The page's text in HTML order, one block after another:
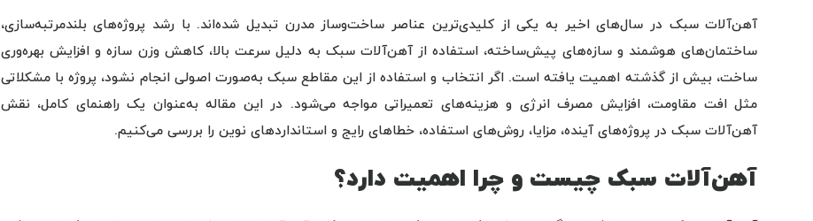
آهن‌آلات سبک در سال‌های اخیر به یکی از کلیدی‌ترین عناصر ساخت‌وساز مدرن تبدیل شده‌اند. با رشد پروژه‌های بلندمرتبه‌سازی،
ساختمان‌های هوشمند و سازه‌های پیش‌ساخته، استفاده از آهن‌آلات سبک به دلیل سرعت بالا، کاهش وزن سازه و افزایش بهره‌وری
ساخت، بیش از گذشته اهمیت یافته است. اگر انتخاب و استفاده از این مقاطع سبک به‌صورت اصولی انجام نشود، پروژه با مشکلاتی
مثل افت مقاومت، افزایش مصرف انرژی و هزینه‌های تعمیراتی مواجه می‌شود. در این مقاله به‌عنوان یک راهنمای کامل، نقش
آهن‌آلات سبک در پروژه‌های آینده، مزایا، روش‌های استفاده، خطاهای رایج و استانداردهای نوین را بررسی می‌کنیم.
آهن‌آلات سبک چیست و چرا اهمیت دارد؟